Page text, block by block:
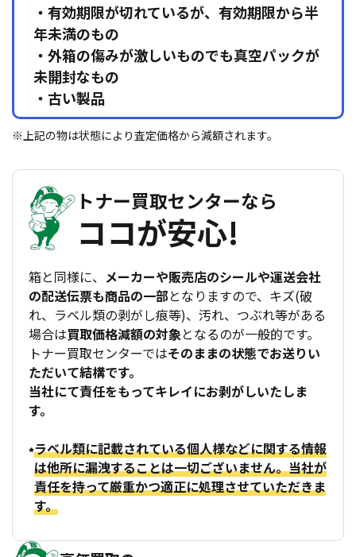
・有効期限が切れているが、有効期限から半
年未満のもの
・外箱の傷みが激しいものでも真空パックが
未開封なもの
・古い製品
※上記の物は状態により査定価格から減額されます。
トナー買取センターなら
ココが安心!
箱と同様に、 メーカーや販売店のシールや運送会社
の配送伝票も商品の一部となりますので、キズ(破
れ、ラベル類の剥がし痕等)、汚れ、つぶれ等がある
場合は買取価格減額の対象となるのが一般的です。
トナー買取センターではそのままの状態でお送りい
ただいて結構です。
当社にて責任をもってキレイにお剥がしいたしま
す。
ラベル類に記載されている個人様などに関する情報
は他所に漏洩することは一切ございません。当社が
責任を持って厳重かつ適正に処理させていただきま
す。